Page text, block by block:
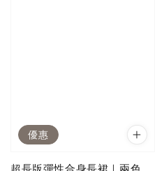
優惠
超長版彈性合身長裙｜兩色